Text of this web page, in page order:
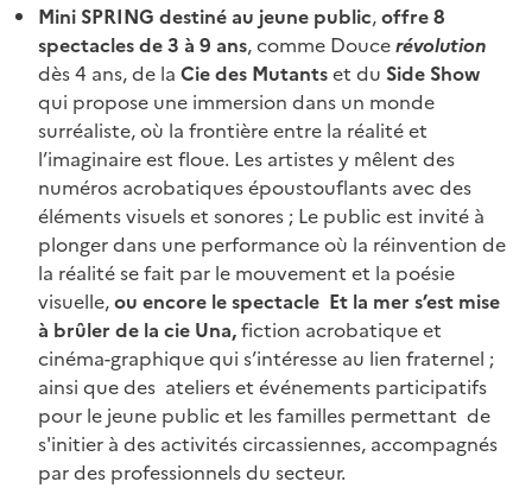
Mini SPRING destiné au jeune public,offre 8
spectacles de 3 à 9 ans, comme Doucerévolution
dès 4 ans, de la Cie des Mutantset du Side Show
qui propose une immersion dans un monde
surréaliste, où la frontière entre la réalité et
l’imaginaire est floue. Les artistes y mêlent des
numéros acrobatiques époustouflants avec des
éléments visuels et sonores ; Le public est invité à
plonger dans une performance où la réinvention de
la réalité se fait par le mouvement et la poésie
visuelle,ou encore le spectacle Et la mer s’est mise
à brûler de la cie Una,fiction acrobatique et
cinéma-graphique qui s’intéresse au lien fraternel ;
ainsi que des ateliers et événements participatifs
pour le jeune public et les familles permettant de
s'initier à des activités circassiennes, accompagnés
par des professionnels du secteur.